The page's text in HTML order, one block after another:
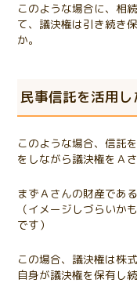
このような場合に、相
て、議決権は引き続き
か。
民事信託を活用
このような場合、信託
をしながら議決権をＡ
まずＡさんの財産であ
（イメージしづらいか
です）
この場合、議決権は株
自身が議決権を保有し続